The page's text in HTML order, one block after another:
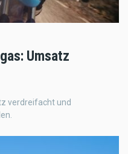
Umsatz
verdreifacht und